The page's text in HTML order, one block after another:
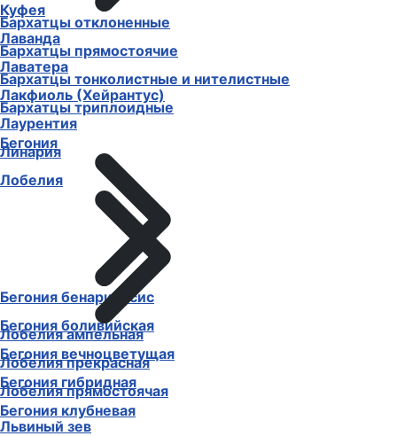
Бархатцы отклоненные
Бархатцы прямостоячие
Бархатцы тонколистные и нителистные
Бархатцы триплоидные
Бегония
Бегония бенариенсис
Бегония боливийская
Бегония вечноцветущая
Бегония гибридная
Бегония клубневая
Куфея
Лаванда
Лаватера
Лакфиоль (Хейрантус)
Лаурентия
Линария
Лобелия
Лобелия ампельная
Лобелия прекрасная
Лобелия прямостоячая
Львиный зев